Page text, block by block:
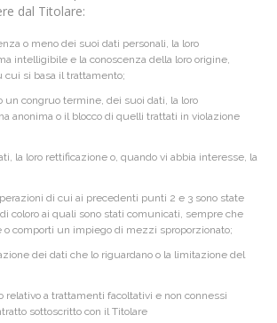
dal Titolare:
o meno dei suoi dati personali, la loro
intelligibile e la conoscenza della loro origine,
cui si basa il trattamento;
un congruo termine, dei suoi dati, la loro
anonima o il blocco di quelli trattati in violazione
la loro rettificazione o, quando vi abbia interesse, la
di cui ai precedenti punti 2 e 3 sono state
coloro ai quali sono stati comunicati, sempre che
comporti un impiego di mezzi sproporzionato;
dei dati che lo riguardano o la limitazione del
relativo a trattamenti facoltativi e non connessi
sottoscritto con il Titolare